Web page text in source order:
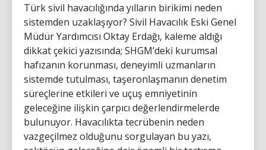
Türk sivil havacılığında yılların birikimi neden
sistemden uzaklaşıyor? Sivil Havacılık Eski Genel
Müdür Yardımcısı Oktay Erdağı, kaleme aldığı
dikkat çekici yazısında; SHGM’deki kurumsal
hafızanın korunması, deneyimli uzmanların
sistemde tutulması, taşeronlaşmanın denetim
süreçlerine etkileri ve uçuş emniyetinin
geleceğine ilişkin çarpıcı değerlendirmelerde
bulunuyor. Havacılıkta tecrübenin neden
vazgeçilmez olduğunu sorgulayan bu yazı,